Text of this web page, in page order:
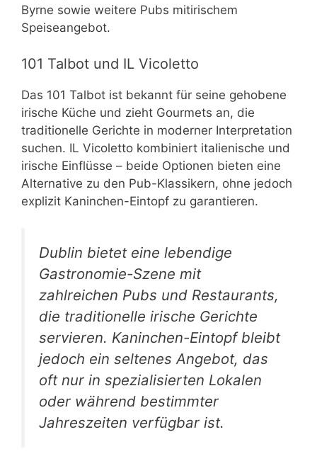
Byrne sowie weitere Pubs mitirischem
Speiseangebot.
101 Talbot und IL Vicoletto
Das 101 Talbot ist bekannt für seine gehobene
irische Küche und zieht Gourmets an, die
traditionelle Gerichte in moderner Interpretation
suchen. IL Vicoletto kombiniert italienische und
irische Einflüsse – beide Optionen bieten eine
Alternative zu den Pub-Klassikern, ohne jedoch
explizit Kaninchen-Eintopf zu garantieren.
Dublin bietet eine lebendige
Gastronomie-Szene mit
zahlreichen Pubs und Restaurants,
die traditionelle irische Gerichte
servieren. Kaninchen-Eintopf bleibt
jedoch ein seltenes Angebot, das
oft nur in spezialisierten Lokalen
oder während bestimmter
Jahreszeiten verfügbar ist.